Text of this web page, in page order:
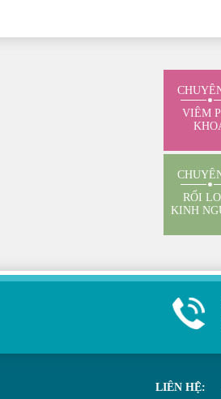
VIÊM
RỐI
KINH
LIÊN HỆ: